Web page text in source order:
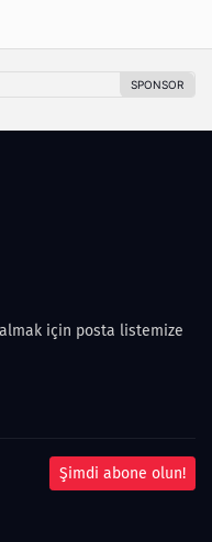
için posta listemize
Şimdi abone olun!